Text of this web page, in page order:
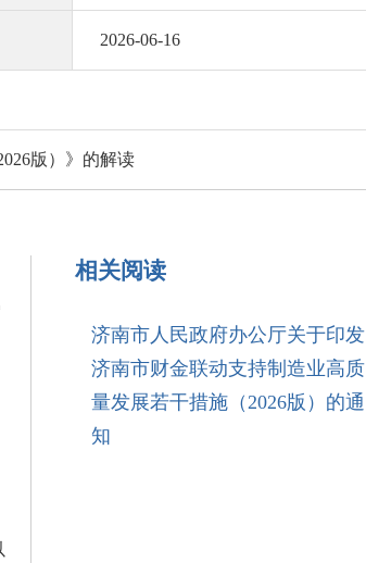
2026-06-16
版）》的解读
相关阅读
济南市人民政府办公厅关于印发
济南市财金联动支持制造业高质
量发展若干措施（2026版）的通
知